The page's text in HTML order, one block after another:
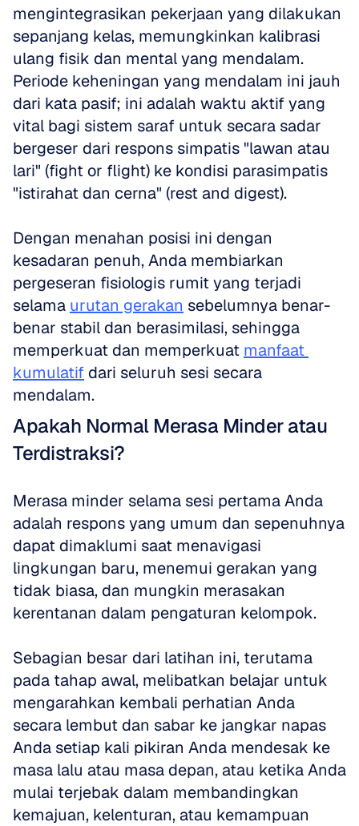
mengintegrasikan pekerjaan yang dilakukan
sepanjang kelas, memungkinkan kalibrasi
ulang fisik dan mental yang mendalam.
Periode keheningan yang mendalam ini jauh
dari kata pasif; ini adalah waktu aktif yang
vital bagi sistem saraf untuk secara sadar
bergeser dari respons simpatis "lawan atau
lari" (fight or flight) ke kondisi parasimpatis
"istirahat dan cerna" (rest and digest).
Dengan menahan posisi ini dengan
kesadaran penuh, Anda membiarkan
pergeseran fisiologis rumit yang terjadi
selama urutan gerakan sebelumnya benar-
benar stabil dan berasimilasi, sehingga
memperkuat dan memperkuat manfaat
kumulatif dari seluruh sesi secara
mendalam.
Apakah Normal Merasa Minder atau
Terdistraksi?
Merasa minder selama sesi pertama Anda
adalah respons yang umum dan sepenuhnya
dapat dimaklumi saat menavigasi
lingkungan baru, menemui gerakan yang
tidak biasa, dan mungkin merasakan
kerentanan dalam pengaturan kelompok.
Sebagian besar dari latihan ini, terutama
pada tahap awal, melibatkan belajar untuk
mengarahkan kembali perhatian Anda
secara lembut dan sabar ke jangkar napas
Anda setiap kali pikiran Anda mendesak ke
masa lalu atau masa depan, atau ketika Anda
mulai terjebak dalam membandingkan
kemajuan, kelenturan, atau kemampuan